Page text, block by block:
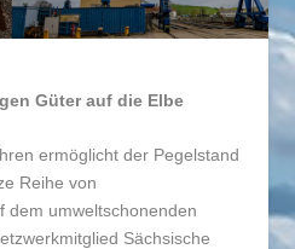
Güter auf die Elbe
ermöglicht der Pegelstand
Reihe von
dem umweltschonenden
Sächsische